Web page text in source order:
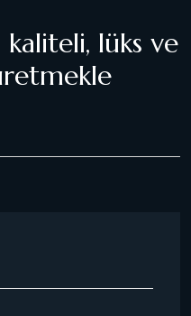
lüks ve